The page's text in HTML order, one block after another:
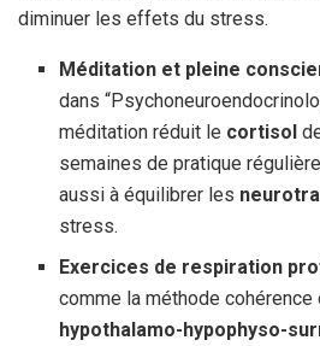
diminuer les effets du stress.
Méditation et pleine
dans
méditation réduit le cortisol
semaines de pratique
aussi à équilibrer les
stress.
Exercices de respiration
comme la méthode cohérence
hypothalamo-hypophyso-